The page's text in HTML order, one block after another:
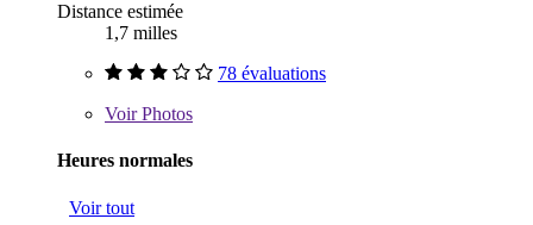
Distance estimée
1,7 milles
78 évaluations
VoirPhotos
Heures normales
Voir tout